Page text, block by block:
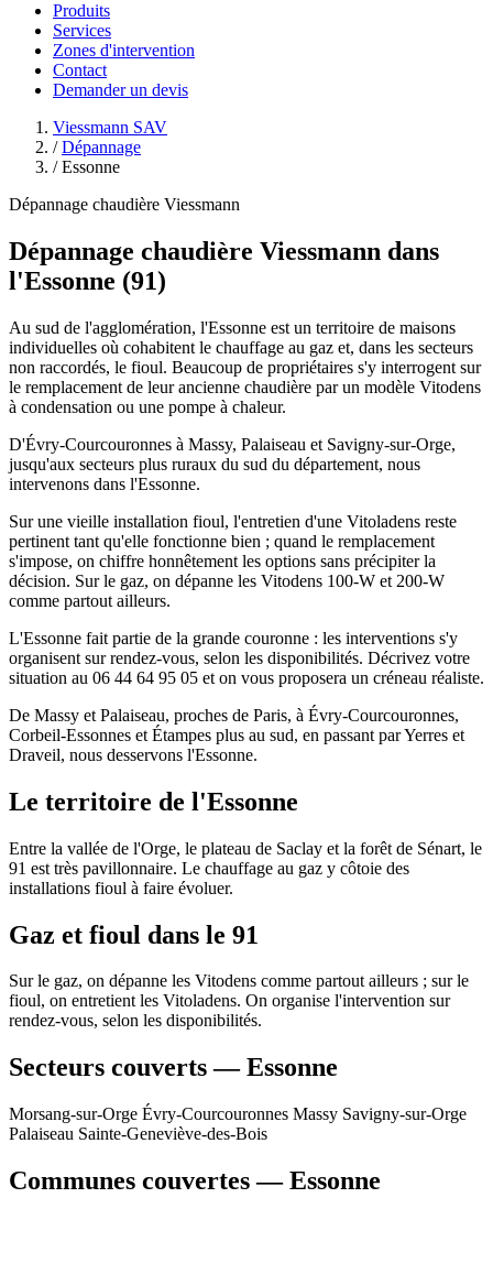
Produits
Services
Zones d'intervention
Contact
Demander un devis
Viessmann SAV
/ Dépannage
/ Essonne
Dépannage chaudière Viessmann
Dépannage chaudière Viessmann dans
l'Essonne (91)
Au sud de l'agglomération, l'Essonne est un territoire de maisons
individuelles où cohabitent le chauffage au gaz et, dans les secteurs
non raccordés, le fioul. Beaucoup de propriétaires s'y interrogent sur
le remplacement de leur ancienne chaudière par un modèle Vitodens
à condensation ou une pompe à chaleur.
D'Évry-Courcouronnes à Massy, Palaiseau et Savigny-sur-Orge,
jusqu'aux secteurs plus ruraux du sud du département, nous
intervenons dans l'Essonne.
Sur une vieille installation fioul, l'entretien d'une Vitoladens reste
pertinent tant qu'elle fonctionne bien ; quand le remplacement
s'impose, on chiffre honnêtement les options sans précipiter la
décision. Sur le gaz, on dépanne les Vitodens 100-W et 200-W
comme partout ailleurs.
L'Essonne fait partie de la grande couronne : les interventions s'y
organisent sur rendez-vous, selon les disponibilités. Décrivez votre
situation au 06 44 64 95 05 et on vous proposera un créneau réaliste.
De Massy et Palaiseau, proches de Paris, à Évry-Courcouronnes,
Corbeil-Essonnes et Étampes plus au sud, en passant par Yerres et
Draveil, nous desservons l'Essonne.
Le territoire de l'Essonne
Entre la vallée de l'Orge, le plateau de Saclay et la forêt de Sénart, le
91 est très pavillonnaire. Le chauffage au gaz y côtoie des
installations fioul à faire évoluer.
Gaz et fioul dans le 91
Sur le gaz, on dépanne les Vitodens comme partout ailleurs ; sur le
fioul, on entretient les Vitoladens. On organise l'intervention sur
rendez-vous, selon les disponibilités.
Secteurs couverts — Essonne
Morsang-sur-Orge Évry-Courcouronnes Massy Savigny-sur-Orge
Palaiseau Sainte-Geneviève-des-Bois
Communes couvertes — Essonne